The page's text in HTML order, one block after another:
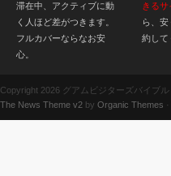
滞在中、アクティブに動
く人ほど差がつきます。
フルカバーならなお安
心。
きるサ
ら、
約して
Copyright 2026 グアムビジターズバイブ
The News Theme v2 by Organic Themes ·